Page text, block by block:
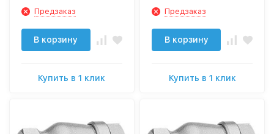
Предзаказ
В корзину
Купить в 1 клик
Предзаказ
В корзину
Купить в 1 клик